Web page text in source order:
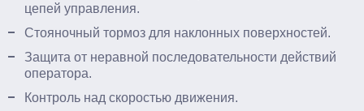
цепей управления.
Стояночный тормоз для наклонных поверхностей.
Защита от неравной последовательности действий
оператора.
Контроль над скоростью движения.